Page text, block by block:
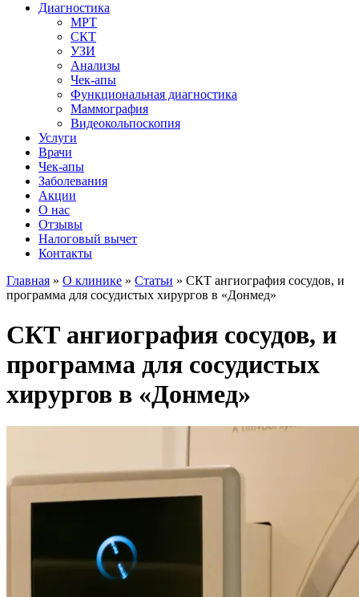
Диагностика
МРТ
СКТ
УЗИ
Анализы
Чек-апы
Функциональная диагностика
Маммография
Видеокольпоскопия
Услуги
Врачи
Чек-апы
Заболевания
Акции
О нас
Отзывы
Налоговый вычет
Контакты
Главная » О клинике » Статьи » СКТ ангиография сосудов, и
программа для сосудистых хирургов в «Донмед»
СКТ ангиография сосудов, и
программа для сосудистых
хирургов в «Донмед»